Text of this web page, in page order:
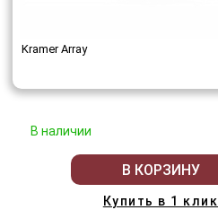
Kramer Array
В наличии
В КОРЗИНУ
Купить в 1 клик